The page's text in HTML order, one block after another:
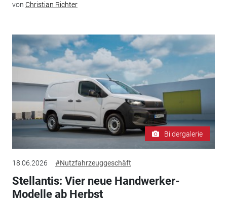
von Christian Richter
Bildergalerie
18.06.2026 #Nutzfahrzeuggeschäft
Stellantis: Vier neue Handwerker-
Modelle ab Herbst